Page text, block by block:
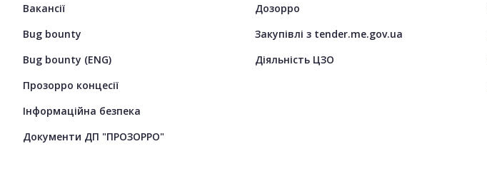
Вакансії
Bug bounty
Bug bounty (ENG)
Прозорро концесії
Інформаційна безпека
Документи ДП "ПРОЗОРРО"
Дозорро
Закупівлі з tender.me.gov.ua
Діяльність ЦЗО